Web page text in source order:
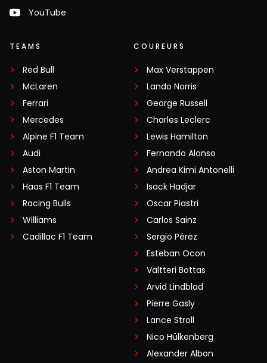
YouTube
TEAMS
Red Bull
McLaren
Ferrari
Mercedes
Alpine F1 Team
Audi
Aston Martin
Haas F1 Team
Racing Bulls
Williams
Cadillac F1 Team
COUREURS
Max Verstappen
Lando Norris
George Russell
Charles Leclerc
Lewis Hamilton
Fernando Alonso
Andrea Kimi Antonelli
Isack Hadjar
Oscar Piastri
Carlos Sainz
Sergio Pérez
Esteban Ocon
Valtteri Bottas
Arvid Lindblad
Pierre Gasly
Lance Stroll
Nico Hülkenberg
Alexander Albon